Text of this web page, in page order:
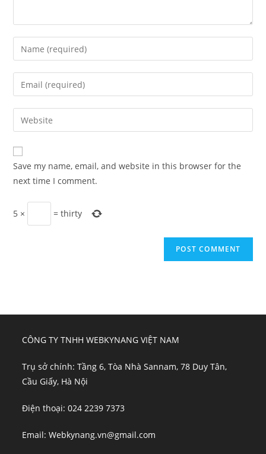
Enter
your
name
comment
Enter
your
email
address
comment
Enter
your
website
URL
(optional)
Save my name, email, and website in this browser for the
next time I comment.
5 × =thirty
CÔNG TY TNHH WEBKYNANG VIỆT NAM
Trụ sở chính: Tầng 6, Tòa Nhà Sannam, 78 Duy Tân,
Cầu Giấy, Hà Nội
Điện thoại: 024 2239 7373
Email: Webkynang.vn@gmail.com